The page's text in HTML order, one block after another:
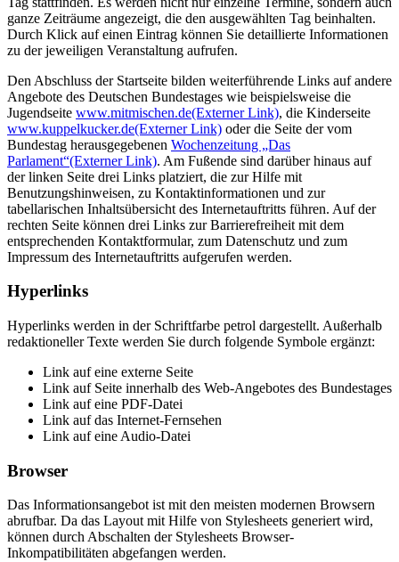
ganze Zeiträume angezeigt, die den ausgewählten Tag beinhalten.
Durch Klick auf einen Eintrag können Sie detaillierte Informationen
zu der jeweiligen Veranstaltung aufrufen.
Den Abschluss der Startseite bilden weiterführende Links auf andere
Angebote des Deutschen Bundestages wie beispielsweise die
Jugendseite www.mitmischen.de(Externer Link), die Kinderseite
www.kuppelkucker.de(Externer Link) oder die Seite der vom
Bundestag herausgegebenen Wochenzeitung „Das
Parlament“(Externer Link). Am Fußende sind darüber hinaus auf
der linken Seite drei Links platziert, die zur Hilfe mit
Benutzungshinweisen, zu Kontaktinformationen und zur
tabellarischen Inhaltsübersicht des Internetauftritts führen. Auf der
rechten Seite können drei Links zur Barrierefreiheit mit dem
entsprechenden Kontaktformular, zum Datenschutz und zum
Impressum des Internetauftritts aufgerufen werden.
Hyperlinks
Hyperlinks werden in der Schriftfarbe petrol dargestellt. Außerhalb
redaktioneller Texte werden Sie durch folgende Symbole ergänzt:
Link auf eine externe Seite
Link auf Seite innerhalb des Web-Angebotes des Bundestages
Link auf eine PDF-Datei
Link auf das Internet-Fernsehen
Link auf eine Audio-Datei
Browser
Das Informationsangebot ist mit den meisten modernen Browsern
abrufbar. Da das Layout mit Hilfe von Stylesheets generiert wird,
können durch Abschalten der Stylesheets Browser-
Inkompatibilitäten abgefangen werden.